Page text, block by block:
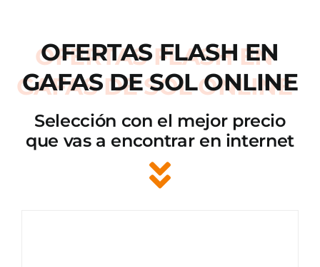
OFERTAS FLASH EN
GAFAS DE SOL ONLINE
Selección con el mejor precio
que vas a encontrar en internet